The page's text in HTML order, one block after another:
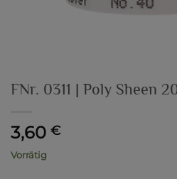
FNr. 0311 | Poly Sheen
3,60 €
Vorrätig